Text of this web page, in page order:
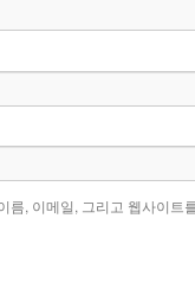
름, 이메일, 그리고 웹사이트